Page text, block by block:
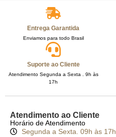
Entrega Garantida
Enviamos para todo Brasil
Suporte ao Cliente
Atendimento Segunda a Sexta . 9h às
17h
Atendimento ao Cliente
Horário de Atendimento
Segunda a Sexta. 09h às 17h.